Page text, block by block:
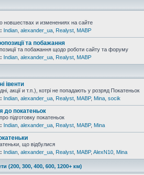
новшествах и изменениях на сайте
Indian alexander_ua Realyst MABP
та побажання
та побажання щодо роботи сайту та форуму
Indian alexander_ua Realyst MABP
івенти
акції и т.п.), котрі не попадають у розряд Покатеньок
Indian alexander_ua Realyst MABP, Mina socik
до покатеньок
підготовку покатеньок
Indian alexander_ua Realyst MABP, Mina
що відбулися
Indian alexander_ua Realyst MABP, AlexN10 Mina
(200, 300, 400, 600, 1200+ км)